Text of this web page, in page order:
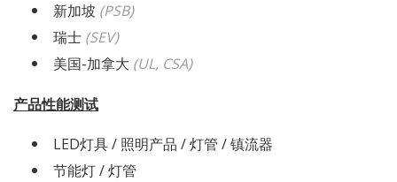
新加坡 (PSB)
瑞士 (SEV)
美国-加拿大 (UL, CSA)
产品性能测试
LED灯具 / 照明产品 / 灯管 / 镇流器
节能灯 / 灯管